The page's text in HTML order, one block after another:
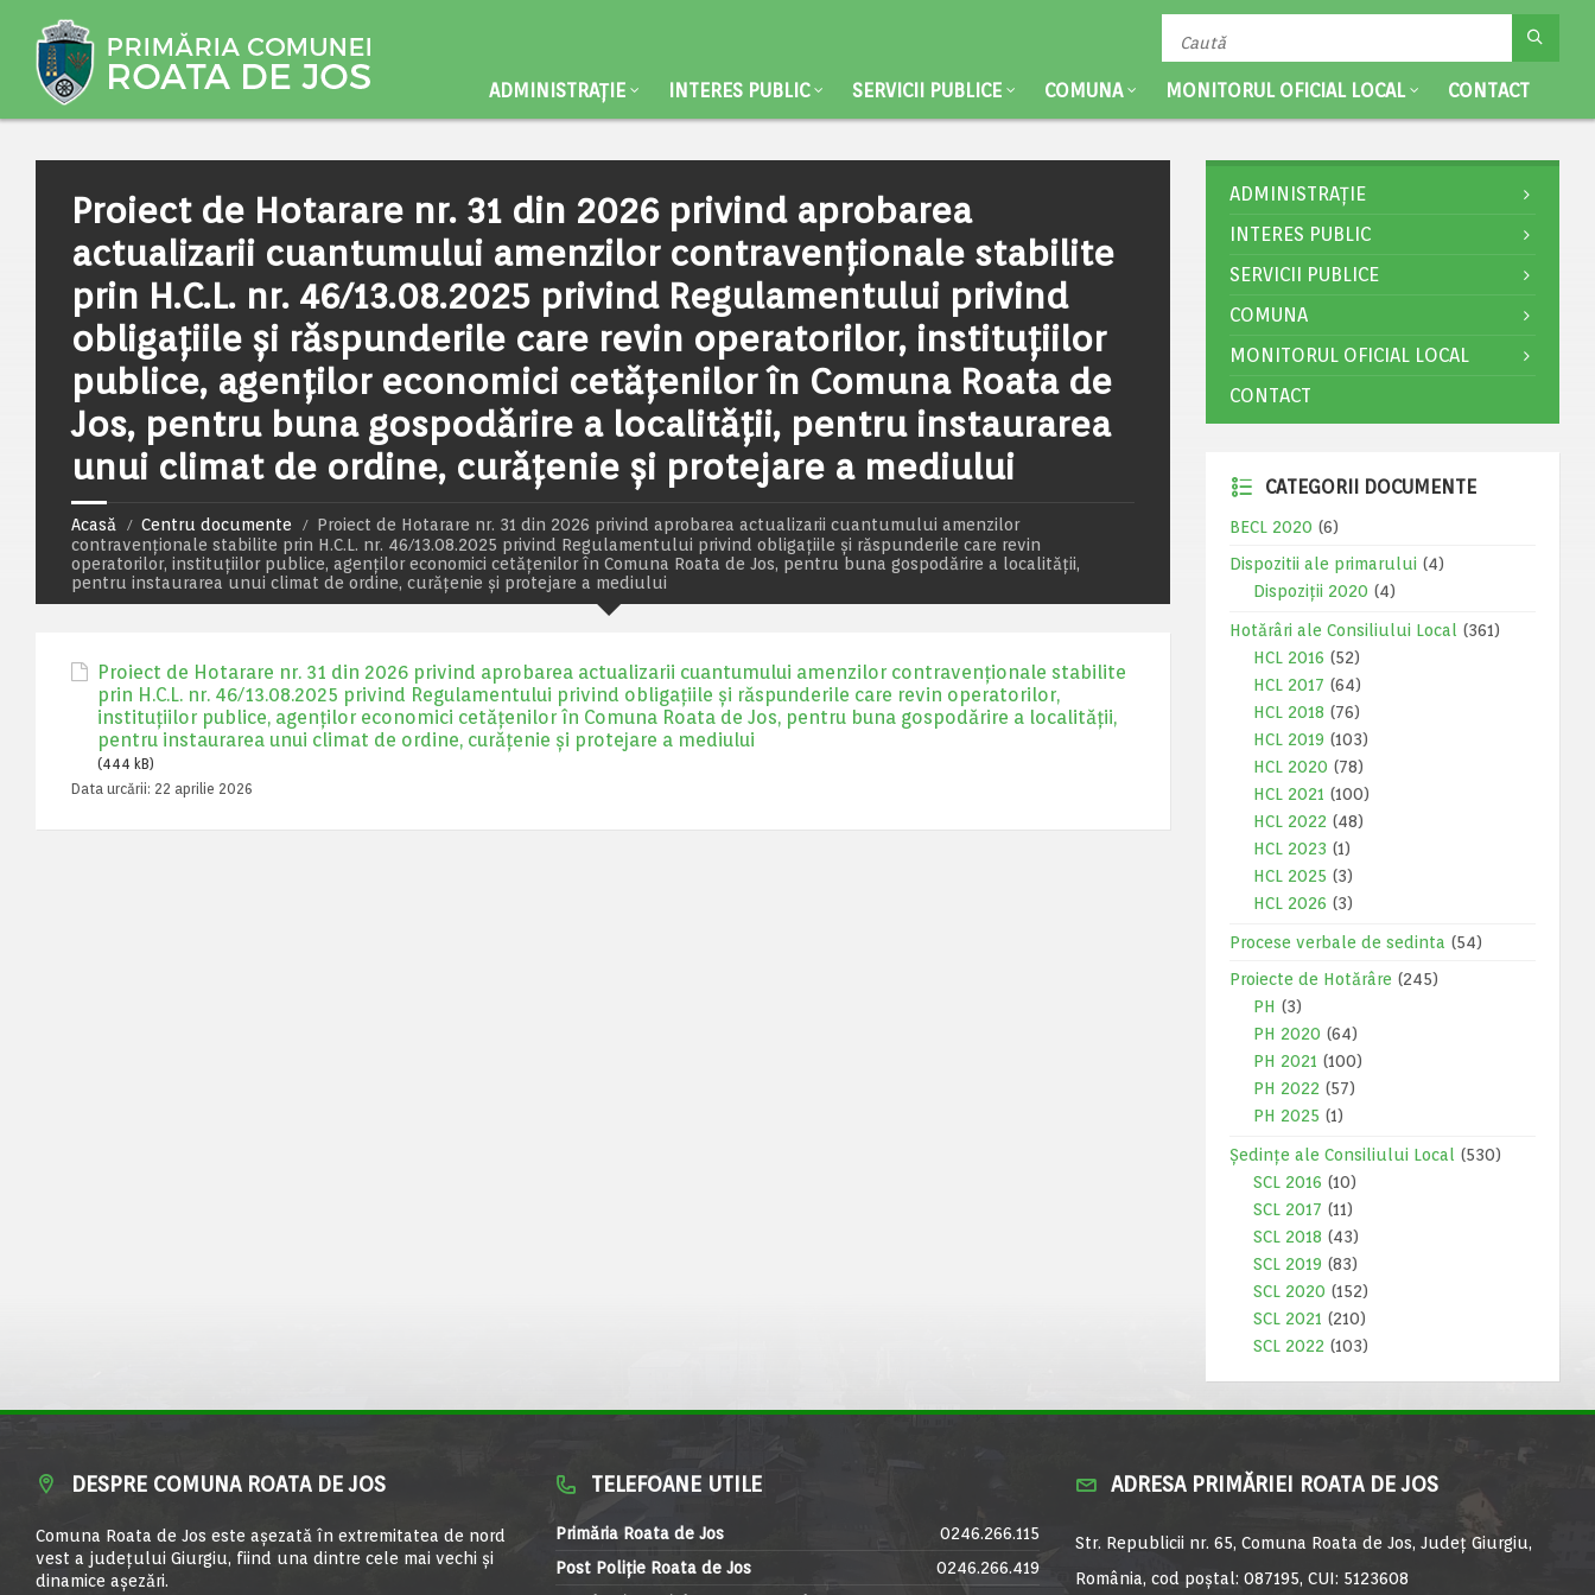
ADMINISTRAȚIE INTERES PUBLIC SERVICII PUBLICE COMUNA MONITORUL OFICIAL LOCAL CONTACT
Proiect de Hotarare nr. 31 din 2026 privind aprobarea
actualizarii cuantumului amenzilor contravenționale stabilite
prin H.C.L. nr. 46/13.08.2025 privind Regulamentului privind
obligațiile și răspunderile care revin operatorilor, instituțiilor
publice, agenților economici cetățenilor în Comuna Roata de
Jos, pentru buna gospodărire a localității, pentru instaurarea
unui climat de ordine, curățenie și protejare a mediului
Acasă Centru documente
Proiect de Hotarare nr. 31 din 2026 privind aprobarea actualizarii cuantumului amenzilor
contravenționale stabilite prin H.C.L. nr. 46/13.08.2025 privind Regulamentului privind obligațiile și răspunderile care revin
operatorilor, instituțiilor publice, agenților economici cetățenilor în Comuna Roata de Jos, pentru buna gospodărire a localității,
pentru instaurarea unui climat de ordine, curățenie și protejare a mediului
Proiect de Hotarare nr. 31 din 2026 privind aprobarea actualizarii cuantumului amenzilor contravenționale stabilite
prin H.C.L. nr. 46/13.08.2025 privind Regulamentului privind obligațiile și răspunderile care revin operatorilor,
instituțiilor publice, agenților economici cetățenilor în Comuna Roata de Jos, pentru buna gospodărire a localității,
pentru instaurarea unui climat de ordine, curățenie și protejare a mediului
(444 kB)
Data urcării: 22 aprilie 2026
ADMINISTRAȚIE
INTERES PUBLIC
SERVICII PUBLICE
COMUNA
MONITORUL OFICIAL LOCAL
CONTACT
CATEGORII DOCUMENTE
BECL 2020 (6)
Dispozitii ale primarului (4)
Dispoziții 2020 (4)
Hotărâri ale Consiliului Local
(361)
HCL 2016 (52)
HCL 2017 (64)
HCL 2018 (76)
HCL 2019 (103)
HCL 2020 (78)
HCL 2021 (100)
HCL 2022 (48)
HCL 2023 (1)
HCL 2025 (3)
HCL 2026 (3)
Procese verbale de sedinta (54)
Proiecte de Hotărâre (245)
PH (3)
PH 2020 (64)
PH 2021 (100)
PH 2022 (57)
PH 2025 (1)
Ședințe ale Consiliului Local
(530)
SCL 2016 (10)
SCL 2017 (11)
SCL 2018 (43)
SCL 2019 (83)
SCL 2020 (152)
SCL 2021 (210)
SCL 2022 (103)
DESPRE COMUNA ROATA DE JOS
Comuna Roata de Jos este aşezată în extremitatea de nord
vest a judeţului Giurgiu, fiind una dintre cele mai vechi şi
dinamice aşezări.
TELEFOANE UTILE
Primăria Roata de Jos
0246.266.115
Post Poliție Roata de Jos
0246.266.419
ADRESA PRIMĂRIEI ROATA DE JOS
Str. Republicii nr. 65, Comuna Roata de Jos, Județ Giurgiu,
România, cod poștal: 087195, CUI: 5123608